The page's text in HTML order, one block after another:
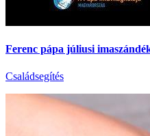
Ferenc pápa júliusi
Családsegítés